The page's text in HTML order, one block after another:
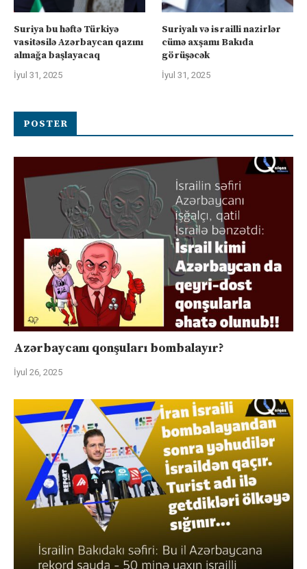
Suriya bu həftə Türkiyə
vasitəsilə Azərbaycan qazını
almağa başlayacaq
İyul 31, 2025
Suriyalı və israilli nazirlər
cümə axşamı Bakıda
görüşəcək
İyul 31, 2025
POSTER
Azərbaycanı qonşuları bombalayır?
İyul 26, 2025